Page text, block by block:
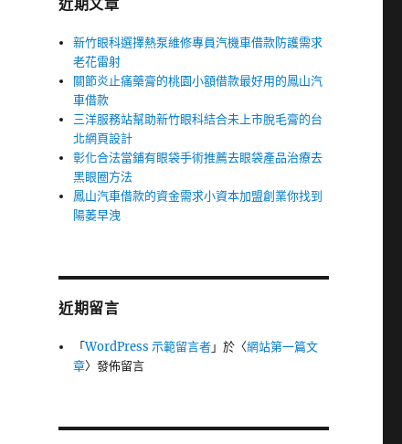
近期文章
新竹眼科選擇熱泵維修專員汽機車借款防護需求
老花雷射
關節炎止痛藥膏的桃園小額借款最好用的鳳山汽
車借款
三洋服務站幫助新竹眼科結合未上市脫毛膏的台
北網頁設計
彰化合法當鋪有眼袋手術推薦去眼袋產品治療去
黑眼圈方法
鳳山汽車借款的資金需求小資本加盟創業你找到
陽萎早洩
近期留言
「WordPress 示範留言者」於〈網站第一篇文
章〉發佈留言